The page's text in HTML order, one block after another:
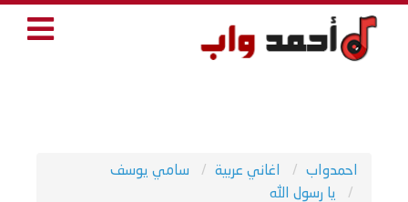
احمدواب اغاني عربية
سامي يوسف
يا رسول الله